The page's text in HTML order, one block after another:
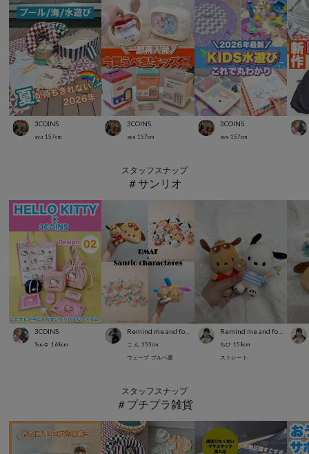
3COINS
aya 157cm
3COINS
aya 157cm
3COINS
aya 157cm
スタッフスナップ
＃サンリオ
3COINS
Suu☺︎ 168cm こ ん 153cm
ウェーブ ブルベ夏
Remind me and forever
ちひ 158cm
ストレート
スタッフスナップ
＃プチプラ雑貨